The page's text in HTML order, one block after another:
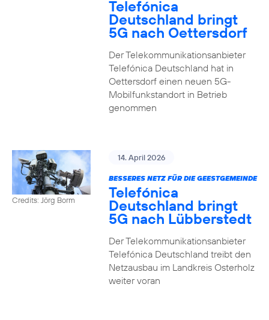
Telefónica
Deutschland bringt
5G nach Oettersdorf
Der Telekommunikationsanbieter
Telefónica Deutschland hat in
Oettersdorf einen neuen 5G-
Mobilfunkstandort in Betrieb
genommen
Credits: Jörg Borm
14. April 2026
BESSERES NETZ FÜR DIE GEESTGEMEINDE
Telefónica
Deutschland bringt
5G nach Lübberstedt
Der Telekommunikationsanbieter
Telefónica Deutschland treibt den
Netzausbau im Landkreis Osterholz
weiter voran